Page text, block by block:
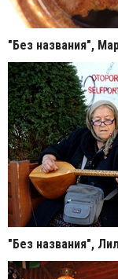
"Без названия",
"Без названия",